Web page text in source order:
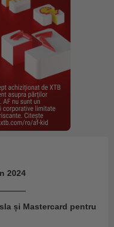
2024
și Mastercard pentru